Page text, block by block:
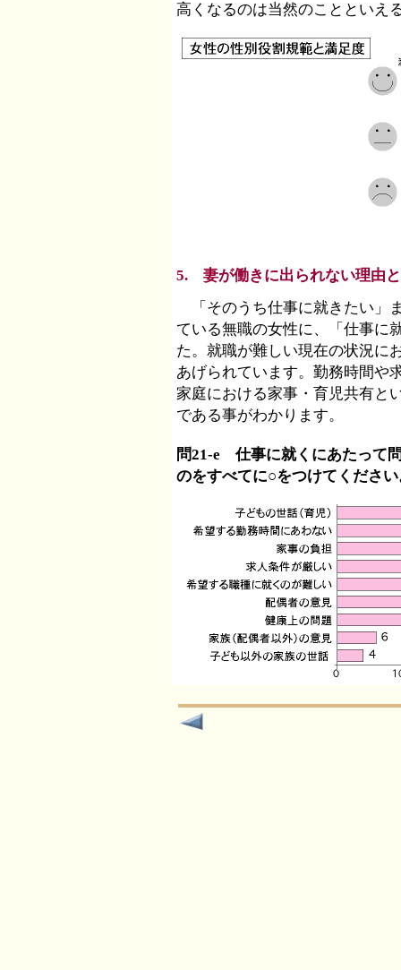
高くなるのは当然のことといえ
5. 妻が働きに出られない理由
「そのうち仕事に就きたい」
ている無職の女性に、「仕事に
た。就職が難しい現在の状況に
あげられています。勤務時間や
家庭における家事・育児共有と
である事がわかります。
問21-e 仕事に就くにあたって
のをすべてに○をつけてくださ